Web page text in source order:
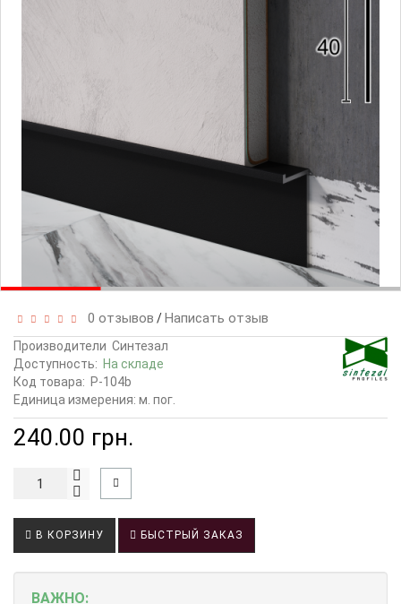
0 отзывов /Написать отзыв
Производители Синтезал
Доступность: На складе
Код товара: P-104b
Единица измерения: м. пог.
240.00 грн.
В КОРЗИНУ БЫСТРЫЙ ЗАКАЗ
ВАЖНО: